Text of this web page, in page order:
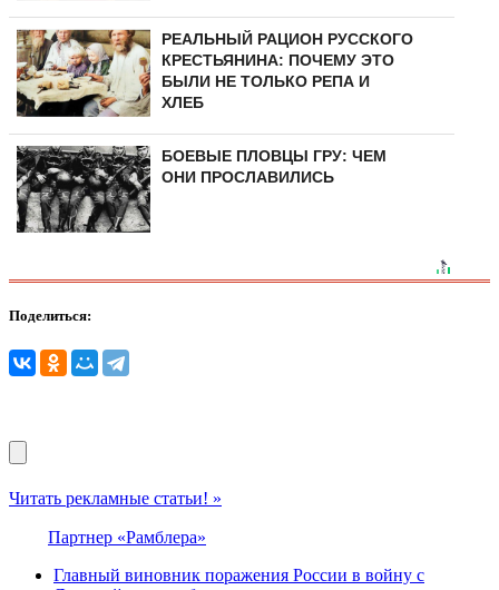
РЕАЛЬНЫЙ РАЦИОН РУССКОГО
КРЕСТЬЯНИНА: ПОЧЕМУ ЭТО
БЫЛИ НЕ ТОЛЬКО РЕПА И
ХЛЕБ
БОЕВЫЕ ПЛОВЦЫ ГРУ: ЧЕМ
ОНИ ПРОСЛАВИЛИСЬ
Поделиться:
Читать рекламные статьи! »
Партнер «Рамблера»
Главный виновник поражения России в войну с